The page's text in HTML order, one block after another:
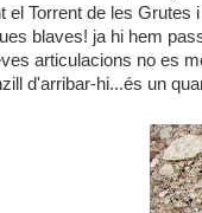
el Torrent de les
blaves! ja hi hem
articulacions no es
d'arribar-hi...és un